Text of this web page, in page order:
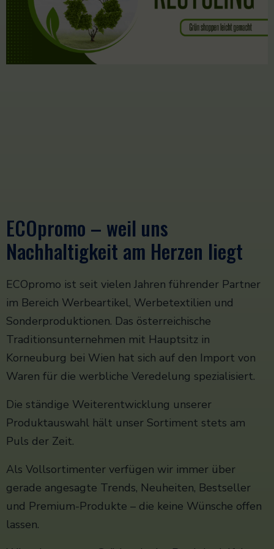
ECOpromo – weil uns
Nachhaltigkeit am Herzen liegt
ECOpromo ist seit vielen Jahren führender Partner
im Bereich Werbeartikel, Werbetextilien und
Sonderproduktionen. Das österreichische
Traditionsunternehmen mit Hauptsitz in
Korneuburg bei Wien hat sich auf den Import von
Waren für die werbliche Veredelung spezialisiert.
Die ständige Weiterentwicklung unserer
Produktauswahl hält unser Sortiment stets am
Puls der Zeit.
Als Vollsortimenter verfügen wir immer über
gerade angesagte Trends, Neuheiten, Bestseller
und Premium-Produkte – die keine Wünsche offen
lassen.